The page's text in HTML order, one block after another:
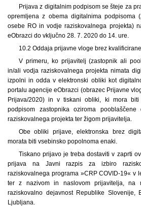
Prijava z digitalnim podpisom se šteje za
opremljena z obema digitalnima podpisoma
osebe RO in vodje raziskovalnega projekta)
eObrazci do vključno 28. 7. 2020 do 14. ure.
10.2 Oddaja prijavne vloge brez
V primeru, ko prijavitelj (zastopnik ali
in/ali vodja raziskovalnega projekta nimata
izpolni in odda v elektronski obliki kot
portalu agencije eObrazci (obrazec Prijavne
Prijava/2020) in v tiskani obliki, ki mora biti
podpisom zastopnika oziroma
raziskovalnega projekta ter žigom prijavitelja.
Obe obliki prijave, elektronska brez
morata biti vsebinsko popolnoma enaki.
Tiskano prijavo je treba dostaviti v zaprti
prijava na Javni razpis za izbiro
raziskovalnega programa »CRP COVID-19« v
ter z nazivom in naslovom prijavitelja, na
raziskovalno dejavnost Republike Slovenije,
Ljubljana.